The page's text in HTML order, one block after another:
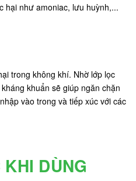
hại như amoniac, lưu huỳnh,...
trong không khí. Nhờ lớp lọc
khuẩn sẽ giúp ngăn chặn
vào trong và tiếp xúc với các
DÙNG